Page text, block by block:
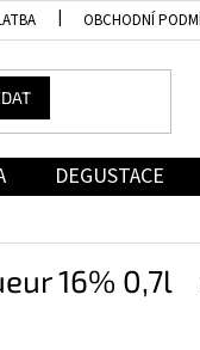
OBCHODNÍ
DEGUSTACE
16% 0,7l